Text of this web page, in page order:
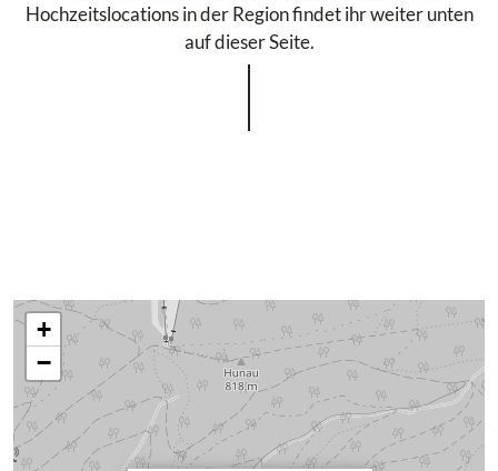
Hochzeitslocations in der Region findet ihr weiter unten
auf dieser Seite.
+
−